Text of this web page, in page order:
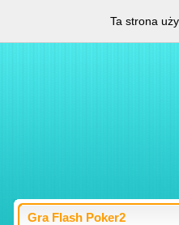
Gra Flash Poker2
Ta strona